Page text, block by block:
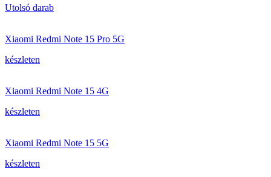
Utolsó darab
Xiaomi Redmi Note 15 Pro 5G
készleten
Xiaomi Redmi Note 15 4G
készleten
Xiaomi Redmi Note 15 5G
készleten